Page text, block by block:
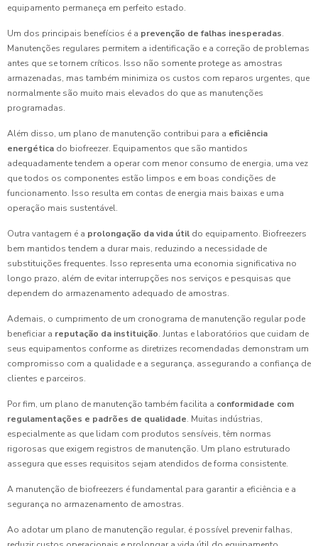
equipamento permaneça em perfeito estado.
Um dos principais benefícios é a prevenção de falhas inesperadas.
Manutenções regulares permitem a identificação e a correção de problemas
antes que se tornem críticos. Isso não somente protege as amostras
armazenadas, mas também minimiza os custos com reparos urgentes, que
normalmente são muito mais elevados do que as manutenções
programadas.
Além disso, um plano de manutenção contribui para a eficiência
energética do biofreezer. Equipamentos que são mantidos
adequadamente tendem a operar com menor consumo de energia, uma vez
que todos os componentes estão limpos e em boas condições de
funcionamento. Isso resulta em contas de energia mais baixas e uma
operação mais sustentável.
Outra vantagem é a prolongação da vida útil do equipamento. Biofreezers
bem mantidos tendem a durar mais, reduzindo a necessidade de
substituições frequentes. Isso representa uma economia significativa no
longo prazo, além de evitar interrupções nos serviços e pesquisas que
dependem do armazenamento adequado de amostras.
Ademais, o cumprimento de um cronograma de manutenção regular pode
beneficiar a reputação da instituição. Juntas e laboratórios que cuidam de
seus equipamentos conforme as diretrizes recomendadas demonstram um
compromisso com a qualidade e a segurança, assegurando a confiança de
clientes e parceiros.
Por fim, um plano de manutenção também facilita a conformidade com
regulamentações e padrões de qualidade. Muitas indústrias,
especialmente as que lidam com produtos sensíveis, têm normas
rigorosas que exigem registros de manutenção. Um plano estruturado
assegura que esses requisitos sejam atendidos de forma consistente.
A manutenção de biofreezers é fundamental para garantir a eficiência e a
segurança no armazenamento de amostras.
Ao adotar um plano de manutenção regular, é possível prevenir falhas,